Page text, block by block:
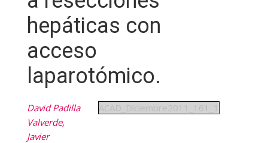
hepáticas con
acceso
laparotómico.
David Padilla
Valverde,
Javier
ACAD_Diciembre2011_161_1